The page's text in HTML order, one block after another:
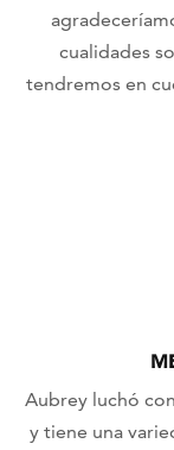
cualidades
tendremos en
Aubrey luchó
y tiene una